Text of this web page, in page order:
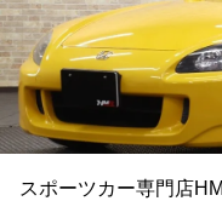
スポーツカー専門店